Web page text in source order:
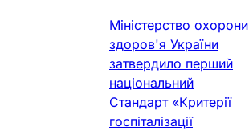
Міністерство охорони
здоров'я України
затвердило перший
національний
Стандарт «Критерії
госпіталізації